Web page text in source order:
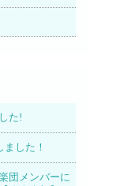
た!
した！
団メンバーに